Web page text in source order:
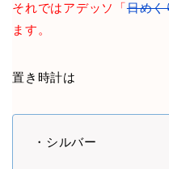
それではアデッソ「日めく
ます。
置き時計は
・シルバー